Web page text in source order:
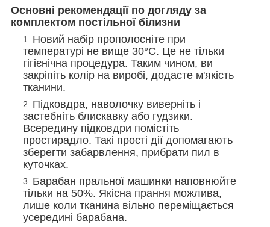
Основні рекомендації по догляду за
комплектом постільної білизни
Новий набір прополосніте при
температурі не вище 30°С. Це не тільки
гігієнічна процедура. Таким чином, ви
закріпіть колір на виробі, додасте м'якість
тканини.
Підковдра, наволочку виверніть і
застебніть блискавку або гудзики.
Всередину підковдри помістіть
простирадло. Такі прості дії допомагають
зберегти забарвлення, прибрати пил в
куточках.
Барабан пральної машинки наповнюйте
тільки на 50%. Якісна прання можлива,
лише коли тканина вільно переміщається
усередині барабана.